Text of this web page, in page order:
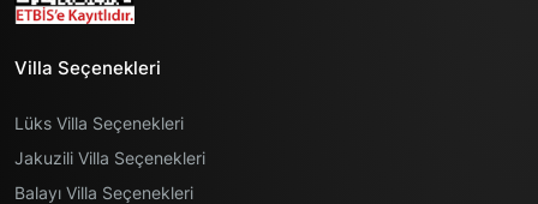
Villa Seçenekleri
Lüks Villa Seçenekleri
Jakuzili Villa Seçenekleri
Balayı Villa Seçenekleri